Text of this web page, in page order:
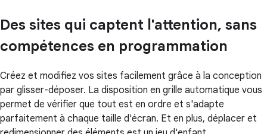
Des sites qui captent l'attention, sans
compétences en programmation
Créez et modifiez vos sites facilement grâce à la conception
par glisser-déposer. La disposition en grille automatique vous
permet de vérifier que tout est en ordre et s'adapte
parfaitement à chaque taille d'écran. Et en plus, déplacer et